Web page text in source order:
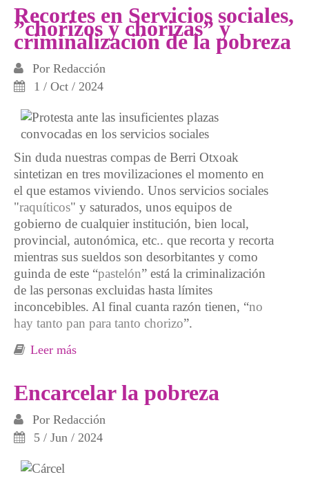
sombra de la oligarquía global se cierne sobre
la Asamblea General de las Naciones Unidas"
Recortes en Servicios sociales,
”chorizos y chorizas” y
criminalización de la pobreza
Por Redacción
1 / Oct / 2024
Sin duda nuestras compas de Berri Otxoak
sintetizan en tres movilizaciones el momento en
el que estamos viviendo. Unos servicios sociales
"raquíticos" y saturados, unos equipos de
gobierno de cualquier institución, bien local,
provincial, autonómica, etc.. que recorta y recorta
mientras sus sueldos son desorbitantes y como
guinda de este “pastelón” está la criminalización
de las personas excluidas hasta límites
inconcebibles. Al final cuanta razón tienen, “no
hay tanto pan para tanto chorizo”.
Leer más
pobreza
Encarcelar la pobreza
Por Redacción
5 / Jun / 2024